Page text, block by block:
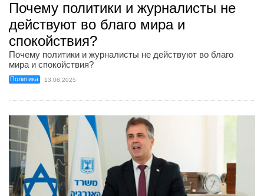
Почему политики и журналисты не
действуют во благо мира и
спокойствия?
Почему политики и журналисты не действуют во благо
мира и спокойствия?
Политика 13.08.2025